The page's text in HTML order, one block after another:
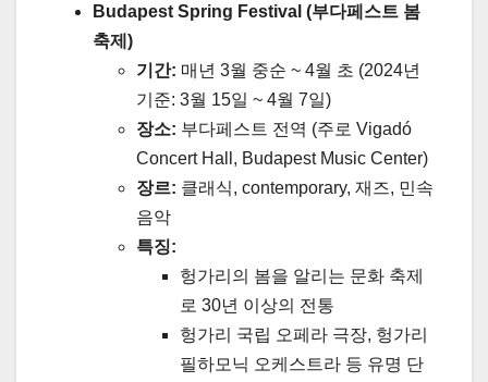
Budapest Spring Festival (부다페스트 봄
축제)
기간: 매년 3월 중순 ~ 4월 초 (2024년
기준: 3월 15일 ~ 4월 7일)
장소: 부다페스트 전역 (주로 Vigadó
Concert Hall, Budapest Music Center)
장르: 클래식, contemporary, 재즈, 민속
음악
특징:
헝가리의 봄을 알리는 문화 축제
로 30년 이상의 전통
헝가리 국립 오페라 극장, 헝가리
필하모닉 오케스트라 등 유명 단